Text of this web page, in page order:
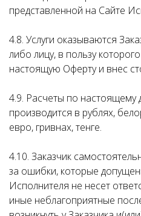
представленной на Сайте
4.8. Услуги оказываются
либо лицу, в пользу
настоящую Оферту и внес
4.9. Расчеты по настоящему
производится в рублях,
евро, гривнах, тенге.
4.10. Заказчик
за ошибки, которые
Исполнителя не несет
иные неблагоприятные